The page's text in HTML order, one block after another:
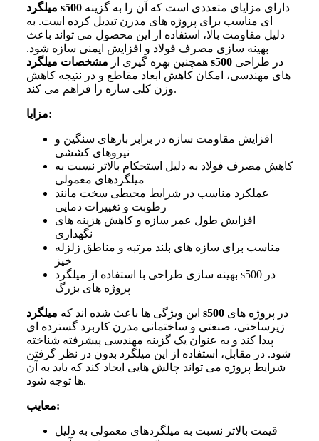
میلگرد s500دارای مزایای متعددی است که آن را به گزینه
ای مناسب برای پروژه های مدرن تبدیل کرده است. به
دلیل مقاومت بالا، استفاده از این محصول می تواند باعث
بهینه سازی مصرف فولاد و افزایش ایمنی سازه شود.
همچنین بهره گیری از مشخصات میلگرد s500در طراحی
های مهندسی، امکان کاهش ابعاد مقاطع و در نتیجه کاهش
وزن کلی سازه را فراهم می کند.
مزایا:
افزایش مقاومت سازه در برابر بارهای سنگین و
نیروهای کششی
کاهش مصرف فولاد به دلیل استحکام بالاتر نسبت به
میلگردهای معمولی
عملکرد مناسب در شرایط محیطی سخت مانند
رطوبت و تغییرات دمایی
افزایش طول عمر سازه و کاهش هزینه های
نگهداری
مناسب برای سازه های بلند مرتبه و مناطق زلزله
خیز
بهینه سازی طراحی با استفاده از میلگرد s500 در
پروژه های بزرگ
این ویژگی ها باعث شده اند که میلگرد s500در پروژه های
زیرساختی، صنعتی و ساختمانی مدرن کاربرد گسترده ای
پیدا کند و به عنوان یک گزینه مهندسی پیشرفته شناخته
شود. در مقابل، استفاده از این میلگرد بدون در نظر گرفتن
شرایط پروژه می تواند چالش هایی ایجاد کند که باید به آن
ها توجه شود.
معایب:
قیمت بالاتر نسبت به میلگردهای معمولی به دلیل